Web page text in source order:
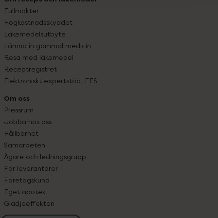
Fullmakter
Högkostnadsskyddet
Läkemedelsutbyte
Lämna in gammal medicin
Resa med läkemedel
Receptregistret
Elektroniskt expertstöd, EES
Om oss
Pressrum
Jobba hos oss
Hållbarhet
Samarbeten
Ägare och ledningsgrupp
För leverantörer
Företagskund
Eget apotek
Glädjeeffekten